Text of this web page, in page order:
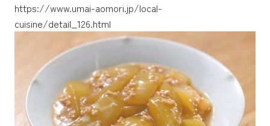
https://www.umai-aomori.jp/local-
cuisine/detail_126.html
https://www.umai-aomori.jp/local-
cuisine/detail_135.html
https://www.umai-aomori.jp/local-
cuisine/detail_196.html